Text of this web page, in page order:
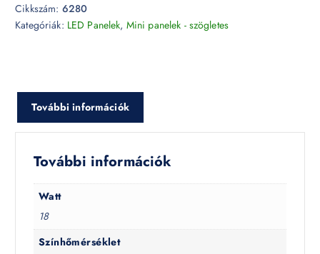
Cikkszám: 6280
Kategóriák: LED Panelek, Mini panelek - szögletes
További információk
További információk
Watt
18
Színhőmérséklet